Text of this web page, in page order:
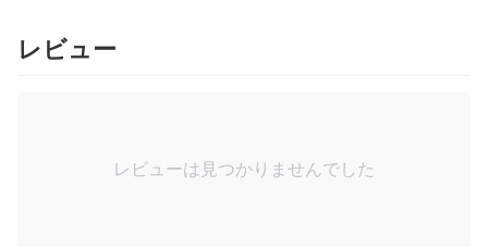
レビュー
レビューは見つかりませんでした